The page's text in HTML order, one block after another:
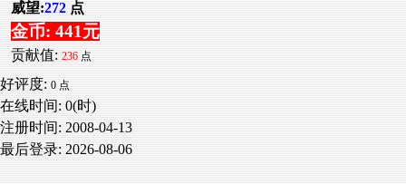
威望:272 点
金币: 441元
贡献值: 236 点
好评度: 0 点
在线时间: 0(时)
注册时间: 2008-04-13
最后登录: 2026-08-06